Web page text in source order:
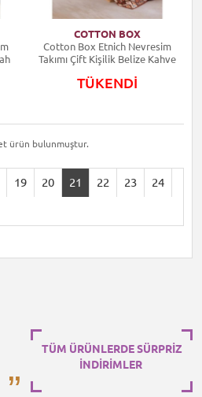
COTTON BOX
Cotton Box Etnich Nevresim
Takımı Çift Kişilik Belize Kahve
TÜKENDİ
ürün bulunmuştur.
19 20 21 22 23 24
TÜM ÜRÜNLERDE SÜRPRİZ
İNDİRİMLER